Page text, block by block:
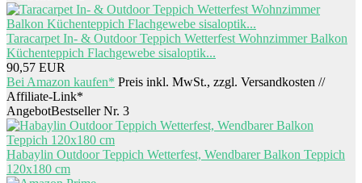
Taracarpet In- & Outdoor Teppich Wetterfest Wohnzimmer Balkon
Küchenteppich Flachgewebe sisaloptik...
90,57 EUR
Bei Amazon kaufen* Preis inkl. MwSt., zzgl. Versandkosten //
Affiliate-Link*
AngebotBestseller Nr. 3
Habaylin Outdoor Teppich Wetterfest, Wendbarer Balkon Teppich
120x180 cm